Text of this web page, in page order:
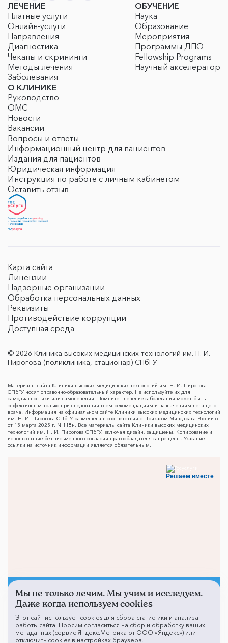
ЛЕЧЕНИЕ
Платные услуги
Онлайн-услуги
Направления
Диагностика
Чекапы и скрининги
Методы лечения
Заболевания
ОБУЧЕНИЕ
Наука
Образование
Мероприятия
Программы ДПО
Fellowship Programs
Научный акселератор
О КЛИНИКЕ
Руководство
ОМС
Новости
Вакансии
Вопросы и ответы
Информационный центр для пациентов
Издания для пациентов
Юридическая информация
Инструкция по работе с личным кабинетом
Оставить отзыв
Карта сайта
Лицензии
Надзорные организации
Обработка персональных данных
Реквизиты
Противодействие коррупции
Доступная среда
© 2026 Клиника высоких медицинских технологий им. Н. И.
Пирогова (поликлиника, стационар) СПбГУ
Материалы сайта Клиники высоких медицинских технологий им. Н. И. Пирогова
СПбГУ носят справочно-образовательный характер. Не используйте их для
самодиагностики или самолечения. Помните - лечение заболевания может быть
эффективным только при следовании всем рекомендациям и назначениям лечащего
врача! Информация на официальном сайте Клиники высоких медицинских технологий
им. Н. И. Пирогова СПбГУ размещена в соответствии с Приказом Минздрава России от
от 13 марта 2025 г. N 118н. Все материалы сайта Клиники высоких медицинских
технологий им. Н. И. Пирогова СПбГУ, включая дизайн, защищены. Копирование и
использование без письменного согласия правообладателя запрещены. Указание
ссылки на источник информации является обязательным.
Решаем вместе
Не смогли записаться к
врачу?
Мы не только лечим. Мы учим и исследуем.
Даже когда используем cookies
Этот сайт использует cookies для сбора статистики и анализа
работы сайта. Просим согласиться на сбор и обработку ваших
метаданных (сервис Яндекс.Метрика от ООО «Яндекс») или
отключить cookies в настройках браузера.